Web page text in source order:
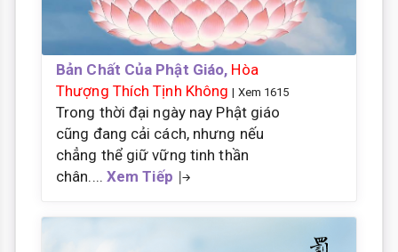
Bản Chất Của Phật Giáo, Hòa
Thượng Thích Tịnh Không | Xem 1615
Trong thời đại ngày nay Phật giáo
cũng đang cải cách, nhưng nếu
chẳng thể giữ vững tinh thần
chân.... Xem Tiếp